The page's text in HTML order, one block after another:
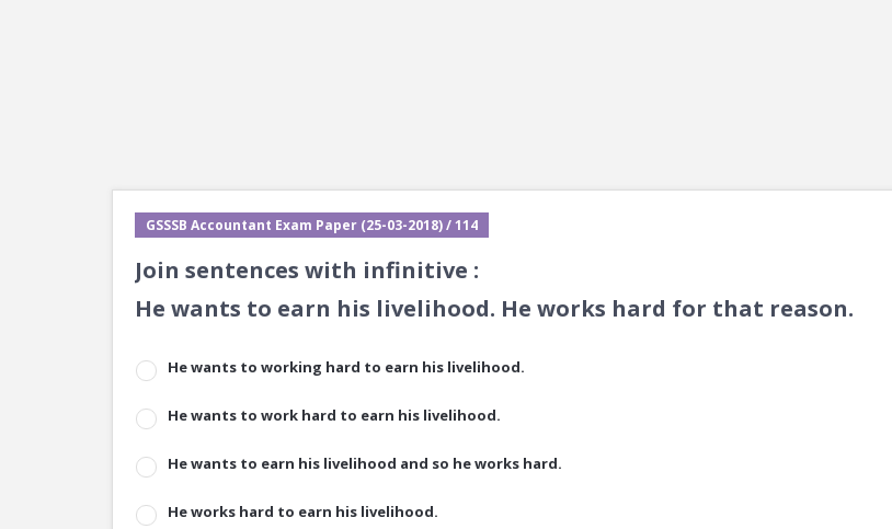
GSSSB Accountant Exam Paper (25-03-2018) / 114
Join sentences with infinitive :
He wants to earn his livelihood. He works hard for that reason.
He wants to working hard to earn his livelihood.
He wants to work hard to earn his livelihood.
He wants to earn his livelihood and so he works hard.
He works hard to earn his livelihood.